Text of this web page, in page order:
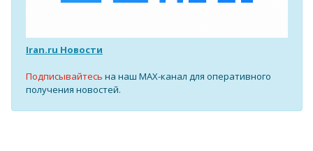
Iran.ru Новости
Подписывайтесь на наш MAX-канал для оперативного
получения новостей.